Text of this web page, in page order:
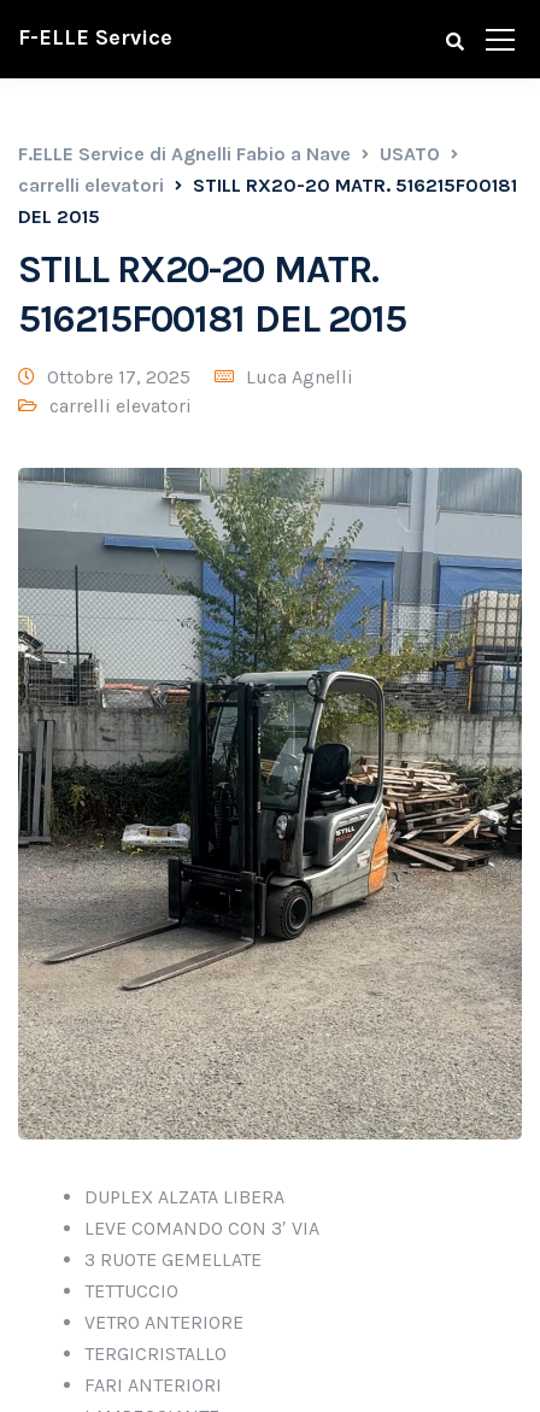
F-ELLE Service
F.ELLE Service di Agnelli Fabio a Nave
USATO
carrelli elevatori
STILL RX20-20 MATR. 516215F00181
DEL 2015
STILL RX20-20 MATR.
516215F00181 DEL 2015
Ottobre 17, 2025
Luca Agnelli
carrelli elevatori
DUPLEX ALZATA LIBERA
LEVE COMANDO CON 3′ VIA
3 RUOTE GEMELLATE
TETTUCCIO
VETRO ANTERIORE
TERGICRISTALLO
FARI ANTERIORI